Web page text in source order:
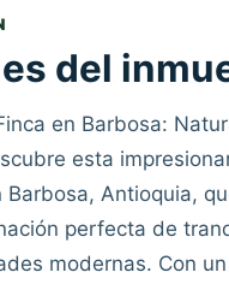
del
en Barbosa:
esta
Barbosa, Antioquia,
perfecta de
modernas. Con